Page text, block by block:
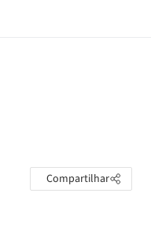
Compartilhar